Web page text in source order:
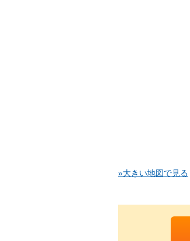
»大きい地図で見る